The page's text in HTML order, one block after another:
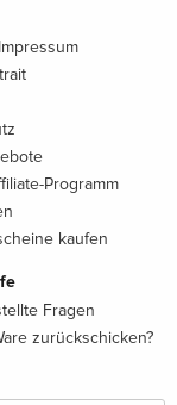
Programm
kaufen
Fragen
zurückschicken?